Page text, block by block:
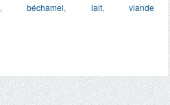
,béchamel, lait,viande